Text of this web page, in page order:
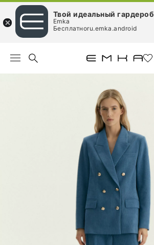
Твой идеальный гардероб
Emka
Бесплатноru.emka.android